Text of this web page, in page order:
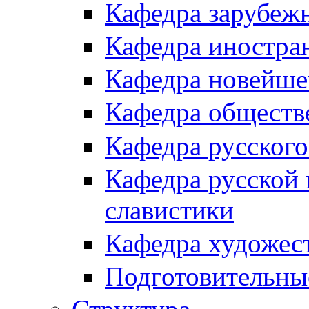
Кафедра
Кафедра
Кафедра
Кафедра
Кафедра
Кафедра русской
славистики
Кафедра